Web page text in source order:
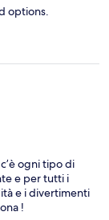
options.
ogni tipo di
e per tutti i
e i divertimenti
!